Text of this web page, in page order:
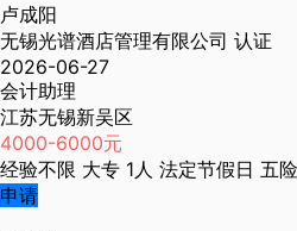
卢成阳
无锡光谱酒店管理有限公司 认证
2026-06-27
会计助理
江苏无锡新吴区
4000-6000元
经验不限 大专 1人 法定节假日 五
申请